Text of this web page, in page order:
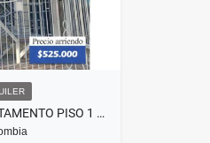
SE ARRIENDA APARTAMENTO PISO 1 VILLA DEL CARMEN 102